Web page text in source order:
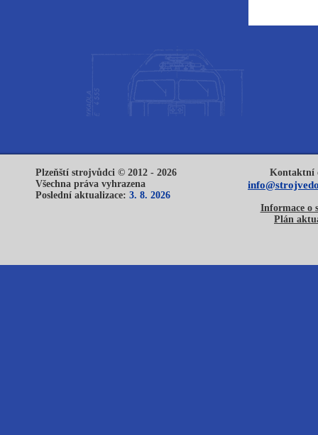
Plzeňští strojvůdci © 2012 - 2026
Všechna práva vyhrazena
Poslední aktualizace: 3. 8. 2026
Kontaktní
Informace o
Plán